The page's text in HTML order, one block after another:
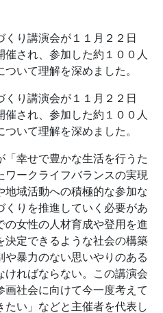
り講演会が１１月２２日
催され、参加した約１００人
いて理解を深めました。
り講演会が１１月２２日
催され、参加した約１００人
いて理解を深めました。
「幸せで豊かな生活を行うた
ークライフバランスの実現
地域活動への積極的な参加な
くりを推進していく必要があ
の女性の人材育成や登用を進
決定できるような社会の構築
暴力のない思いやりのある
ればならない。この講演会
社会に向けて今一度考えて
い」などと主催者を代表し